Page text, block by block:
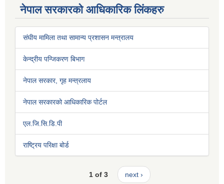
नेपाल सरकारको आधिकारिक लिंकहरु
संघीय मामिला तथा सामान्य प्रशासन मन्त्रालय
केन्द्रीय पन्जिकरण बिभाग
नेपाल सरकार, गृह मन्त्रलाय
नेपाल सरकारको आधिकारिक पोर्टल
एल.जि.सि.डि.पी
राष्ट्रिय परिक्षा बोर्ड
1 of 3 next ›